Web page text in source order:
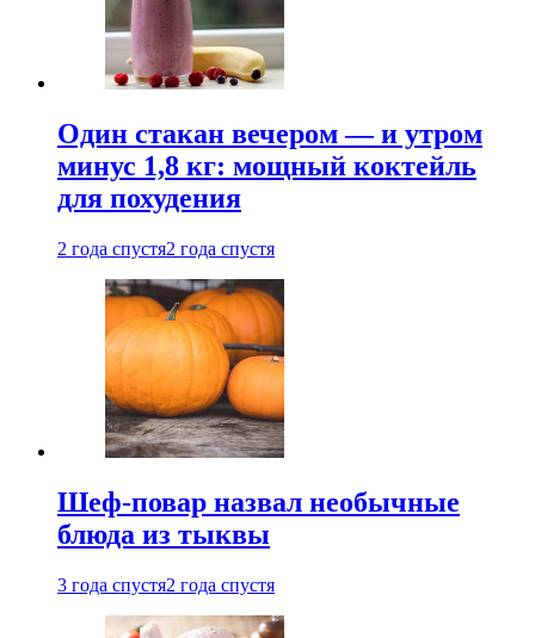
Один стакан вечером — и утром
минус 1,8 кг: мощный коктейль
для похудения
2 года спустя2 года спустя
Шеф-повар назвал необычные
блюда из тыквы
3 года спустя2 года спустя